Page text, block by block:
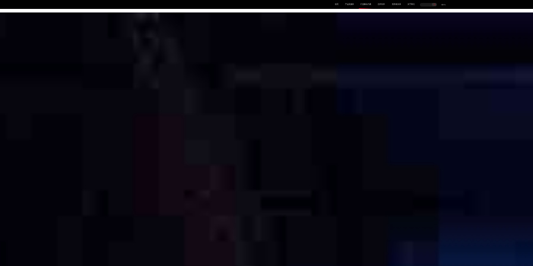
首页 产品及服务 行业解决方案 合作伙伴 投资者关系 关于我们 中EN